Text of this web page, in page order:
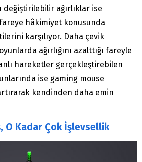
değiştirilebilir ağırlıklar ise
hâkimiyet konusunda
karşılıyor. Daha çevik
ağırlığını azalttığı fareyle
hareketler gerçekleştirebilen
ise gaming mouse
kendinden daha emin
O Kadar Çok İşlevsellik